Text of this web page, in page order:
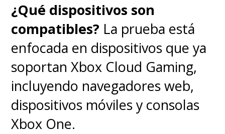
¿Qué dispositivos son
compatibles? La prueba está
enfocada en dispositivos que ya
soportan Xbox Cloud Gaming,
incluyendo navegadores web,
dispositivos móviles y consolas
Xbox One.